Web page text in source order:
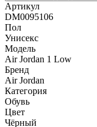
Артикул
DM0095106
Пол
Унисекс
Модель
Air Jordan 1 Low
Бренд
Air Jordan
Категория
Обувь
Цвет
Чёрный